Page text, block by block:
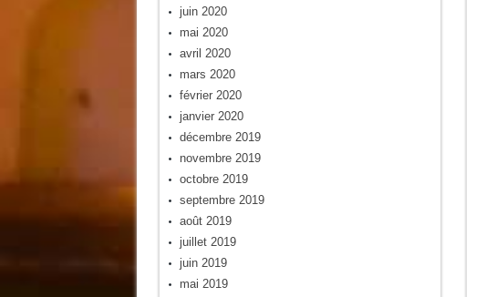
juin 2020
mai 2020
avril 2020
mars 2020
février 2020
janvier 2020
décembre 2019
novembre 2019
octobre 2019
septembre 2019
août 2019
juillet 2019
juin 2019
mai 2019